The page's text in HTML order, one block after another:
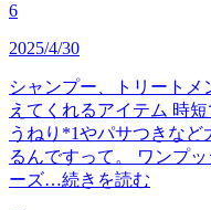
6
2025/4/30
シャンプー、トリート
えてくれるアイテム 時
うねり*1やパサつきな
るんですって。 ワンプ
ーズ…続きを読む